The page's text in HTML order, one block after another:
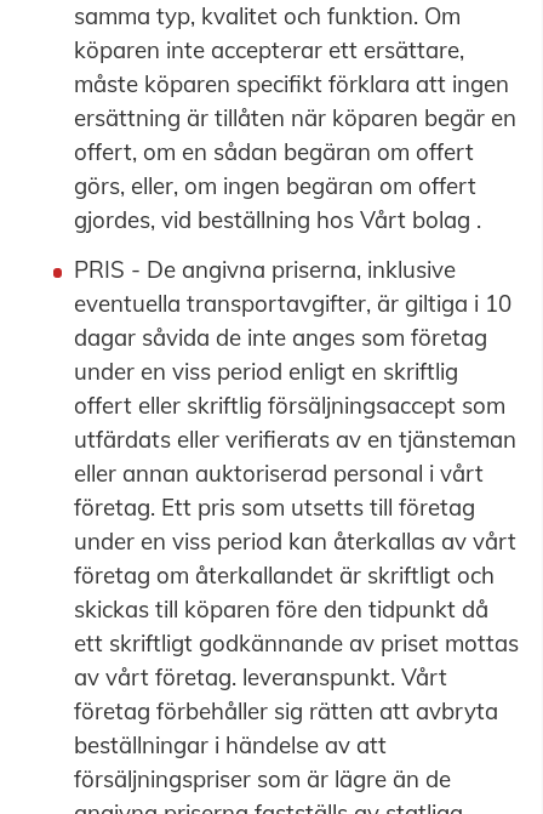
samma typ, kvalitet och funktion. Om
köparen inte accepterar ett ersättare,
måste köparen specifikt förklara att ingen
ersättning är tillåten när köparen begär en
offert, om en sådan begäran om offert
görs, eller, om ingen begäran om offert
gjordes, vid beställning hos Vårt bolag .
PRIS - De angivna priserna, inklusive
eventuella transportavgifter, är giltiga i 10
dagar såvida de inte anges som företag
under en viss period enligt en skriftlig
offert eller skriftlig försäljningsaccept som
utfärdats eller verifierats av en tjänsteman
eller annan auktoriserad personal i vårt
företag. Ett pris som utsetts till företag
under en viss period kan återkallas av vårt
företag om återkallandet är skriftligt och
skickas till köparen före den tidpunkt då
ett skriftligt godkännande av priset mottas
av vårt företag. leveranspunkt. Vårt
företag förbehåller sig rätten att avbryta
beställningar i händelse av att
försäljningspriser som är lägre än de